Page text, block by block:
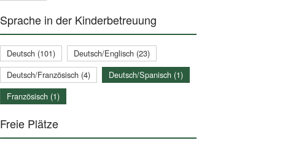
Sprache in der Kinderbetreuung
Deutsch (101)
Deutsch/Englisch (23)
Deutsch/Französisch (4)
Deutsch/Spanisch (1)
Französisch (1)
Freie Plätze